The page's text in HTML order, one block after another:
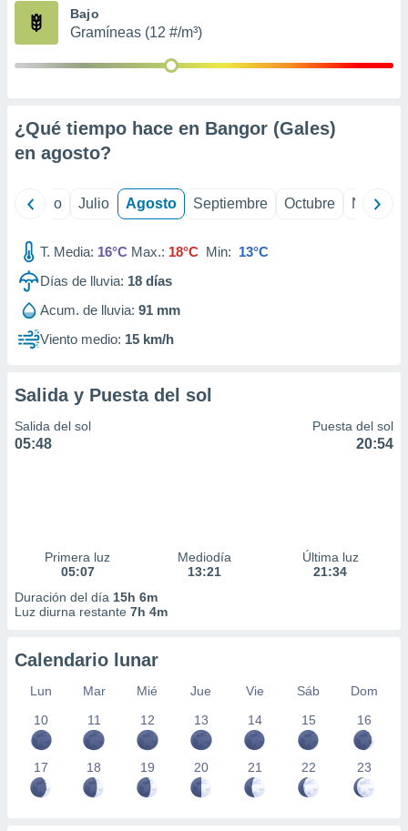
publicidad
1199
Bajo
Gramíneas (12 #/m³)
¿Qué tiempo hace en Bangor (Gales)
en agosto?
Junio Julio Agosto Septiembre Octubre
T. Media: 16°C Max.: 18°C Min: 13°C
Días de lluvia: 18 días
Acum. de lluvia: 91 mm
Viento medio: 15 km/h
Salida y Puesta del sol
Salida del sol
05:48
Puesta del sol
20:54
Primera luz
05:07
Mediodía
13:21
Última luz
21:34
Duración del día 15h 6m
Luz diurna restante 7h 4m
Calendario lunar
Lun Mar Mié Jue Vie Sáb
Dom
10
11 12 13 14 15 16
17 18 19 20 21 22 23